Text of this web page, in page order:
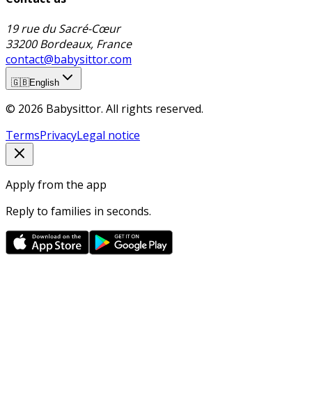
19 rue du Sacré-Cœur
33200 Bordeaux, France
contact@babysittor.com
🇬🇧English
© 2026 Babysittor. All rights reserved.
TermsPrivacyLegal notice
Apply from the app
Reply to families in seconds.